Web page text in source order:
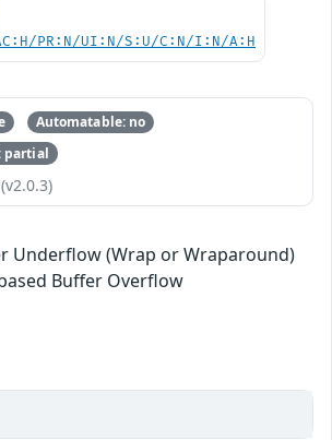
PR:N/UI:N/S:U/C:N/I:N/A:H
Automatable: no
partial
Underflow (Wrap or Wraparound)
Buffer Overflow